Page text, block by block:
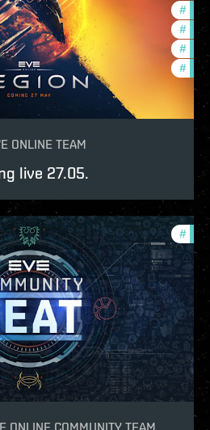
#
#
#
#
ONLINE TEAM
live 27.05.
#
ONLINE COMMUNITY TEAM